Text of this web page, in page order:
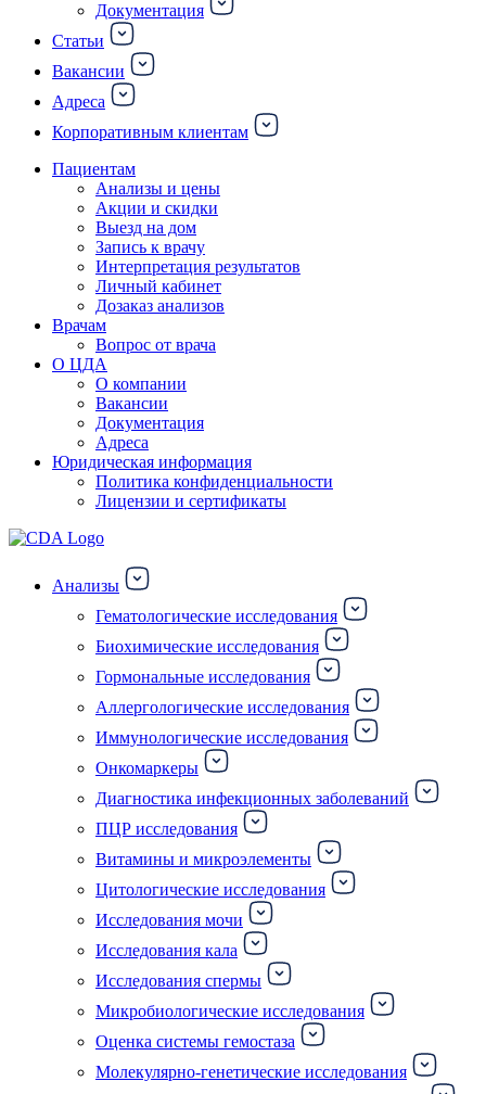
Документация
Статьи
Вакансии
Адреса
Корпоративным клиентам
Пациентам
Анализы и цены
Акции и скидки
Выезд на дом
Запись к врачу
Интерпретация результатов
Личный кабинет
Дозаказ анализов
Врачам
Вопрос от врача
О ЦДА
О компании
Вакансии
Документация
Адреса
Юридическая информация
Политика конфиденциальности
Лицензии и сертификаты
Анализы
Гематологические исследования
Биохимические исследования
Гормональные исследования
Аллергологические исследования
Иммунологические исследования
Онкомаркеры
Диагностика инфекционных заболеваний
ПЦР исследования
Витамины и микроэлементы
Цитологические исследования
Исследования мочи
Исследования кала
Исследования спермы
Микробиологические исследования
Оценка системы гемостаза
Молекулярно-генетические исследования